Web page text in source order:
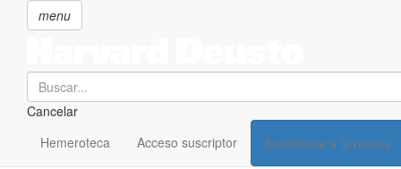
menu
Search
Cancelar
Hemeroteca Acceso suscriptor Suscríbete a la revista
SECCIONES
Suscríbete a Harvard Deusto